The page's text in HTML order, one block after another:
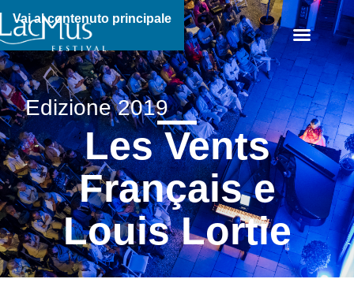
Vai al contenuto principale
Edizione 2019
Les Vents
Français e
Louis Lortie